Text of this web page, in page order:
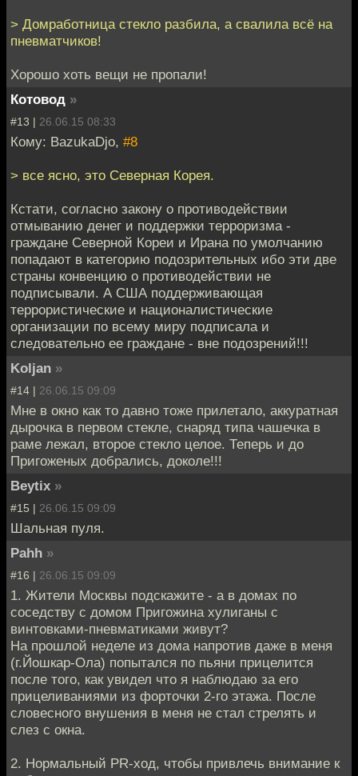
> Домработница стекло разбила, а свалила всё на
пневматчиков!
Хорошо хоть вещи не пропали!
Котовод »
#13 | 26.06.15 08:33
Кому: BazukaDjo, #8
> все ясно, это Северная Корея.
Кстати, согласно закону о противодействии
отмыванию денег и поддержки терроризма -
граждане Северной Кореи и Ирана по умолчанию
попадают в категорию подозрительных ибо эти две
страны конвенцию о противодействии не
подписывали. А США поддерживающая
террористические и националистические
организации по всему миру подписала и
следовательно ее граждане - вне подозрений!!!
Koljan »
#14 | 26.06.15 09:09
Мне в окно как то давно тоже прилетало, аккуратная
дырочка в первом стекле, снаряд типа чашечка в
раме лежал, второе стекло целое. Теперь и до
Пригоженых добрались, доколе!!!
Beytix »
#15 | 26.06.15 09:09
Шальная пуля.
Pahh »
#16 | 26.06.15 09:09
1. Жители Москвы подскажите - а в домах по
соседству с домом Пригожина хулиганы с
винтовками-пневматиками живут?
На прошлой неделе из дома напротив даже в меня
(г.Йошкар-Ола) попытался по пьяни прицелится
после того, как увидел что я наблюдаю за его
прицеливаниями из форточки 2-го этажа. После
словесного внушения в меня не стал стрелять и
слез с окна.
2. Нормальный PR-ход, чтобы привлечь внимание к